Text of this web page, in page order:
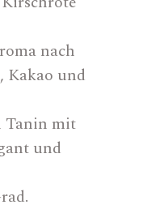
nach
Kakao und
Tanin mit
und